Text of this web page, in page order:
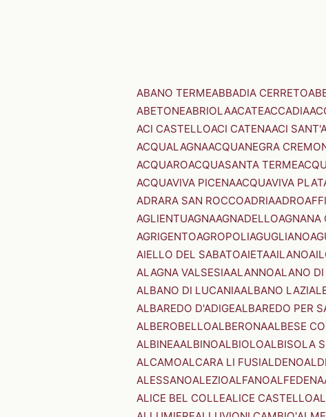
ABANO TERMEABBADIA CERRETO
ABETONEABRIOLAACATEACCADIA
ACI CASTELLOACI CATENAACI
ACQUALAGNAACQUANEGRA
ACQUAROACQUASANTA TERME
ACQUAVIVA PICENAACQUAVIVA
ADRARA SAN ROCCOADRIAADROAFFI
AGLIENTUAGNAAGNADELLOAGNANA
AGRIGENTOAGROPOLIAGUGLIANO
AIELLO DEL SABATOAIETAAILANO
ALAGNA VALSESIAALANNOALANO DI
ALBANO DI LUCANIAALBANO
ALBAREDO D'ADIGEALBAREDO PER
ALBEROBELLOALBERONAALBESE
ALBINEAALBINOALBIOLOALBISOLA
ALCAMOALCARA LI FUSIALDENO
ALESSANOALEZIOALFANOALFEDENA
ALICE BEL COLLEALICE CASTELLO